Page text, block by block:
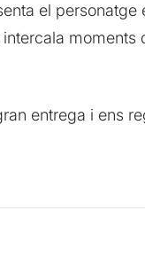
el
moments
entrega i ens